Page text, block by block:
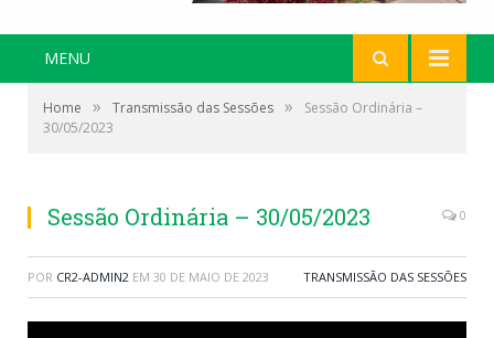
MENU
Home » Transmissão das Sessões »
Sessão Ordinária –
30/05/2023
Sessão Ordinária – 30/05/2023 0
POR CR2-ADMIN2 EM 30 DE MAIO DE 2023 TRANSMISSÃO DAS SESSÕES